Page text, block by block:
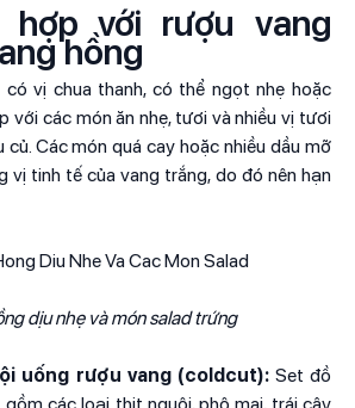
hợp với rượu vang
hồng
vị chua thanh, có thể ngọt nhẹ hoặc
với các món ăn nhẹ, tươi và nhiều vị tươi
củ. Các món quá cay hoặc nhiều dầu mỡ
vị tinh tế của vang trắng, do đó nên hạn
dịu nhẹ và món salad trứng
uống rượu vang (coldcut):Set đồ